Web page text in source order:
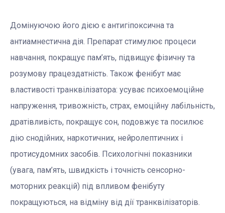
Домінуючою його дією є антигіпоксична та
антиамнестична дія. Препарат стимулює процеси
навчання, покращує пам’ять, підвищує фізичну та
розумову працездатність. Також фенібут має
властивості транквілізатора: усуває психоемоційне
напруження, тривожність, страх, емоційну лабільність,
дратівливість, покращує сон, подовжує та посилює
дію снодійних, наркотичних, нейролептичних і
протисудомних засобів. Психологічні показники
(увага, пам’ять, швидкість і точність сенсорно-
моторних реакцій) під впливом фенібуту
покращуються, на відміну від дії транквілізаторів.